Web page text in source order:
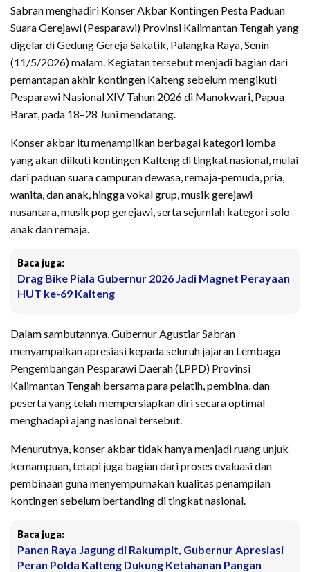
Sabran menghadiri Konser Akbar Kontingen Pesta Paduan
Suara Gerejawi (Pesparawi) Provinsi Kalimantan Tengah yang
digelar di Gedung Gereja Sakatik, Palangka Raya, Senin
(11/5/2026) malam. Kegiatan tersebut menjadi bagian dari
pemantapan akhir kontingen Kalteng sebelum mengikuti
Pesparawi Nasional XIV Tahun 2026 di Manokwari, Papua
Barat, pada 18–28 Juni mendatang.
Konser akbar itu menampilkan berbagai kategori lomba
yang akan diikuti kontingen Kalteng di tingkat nasional, mulai
dari paduan suara campuran dewasa, remaja-pemuda, pria,
wanita, dan anak, hingga vokal grup, musik gerejawi
nusantara, musik pop gerejawi, serta sejumlah kategori solo
anak dan remaja.
Baca juga:
Drag Bike Piala Gubernur 2026 Jadi Magnet Perayaan
HUT ke-69 Kalteng
Dalam sambutannya, Gubernur Agustiar Sabran
menyampaikan apresiasi kepada seluruh jajaran Lembaga
Pengembangan Pesparawi Daerah (LPPD) Provinsi
Kalimantan Tengah bersama para pelatih, pembina, dan
peserta yang telah mempersiapkan diri secara optimal
menghadapi ajang nasional tersebut.
Menurutnya, konser akbar tidak hanya menjadi ruang unjuk
kemampuan, tetapi juga bagian dari proses evaluasi dan
pembinaan guna menyempurnakan kualitas penampilan
kontingen sebelum bertanding di tingkat nasional.
Baca juga:
Panen Raya Jagung di Rakumpit, Gubernur Apresiasi
Peran Polda Kalteng Dukung Ketahanan Pangan